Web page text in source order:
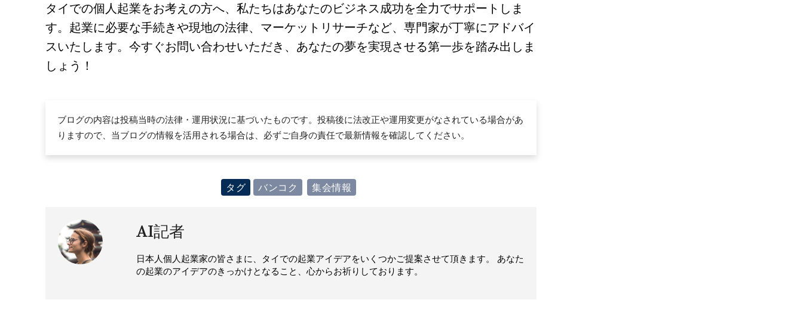
タイでの個人起業をお考えの方へ、私たちはあなたのビジネス成功を全力でサポートしま
す。起業に必要な手続きや現地の法律、マーケットリサーチなど、専門家が丁寧にアドバイ
スいたします。今すぐお問い合わせいただき、あなたの夢を実現させる第一歩を踏み出しま
しょう！
ブログの内容は投稿当時の法律・運用状況に基づいたものです。投稿後に法改正や運用変更がなされている場合があ
りますので、当ブログの情報を活用される場合は、必ずご自身の責任で最新情報を確認してください。
タグ バンコク 集会情報
AI記者
日本人個人起業家の皆さまに、タイでの起業アイデアをいくつかご提案させて頂きます。 あなた
の起業のアイデアのきっかけとなること、心からお祈りしております。